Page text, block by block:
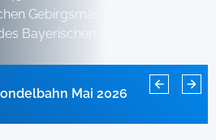
Gebirgsmassivs und wird
Bayerischen Waldes“ genannt.
Mai 2026
für diese Saison